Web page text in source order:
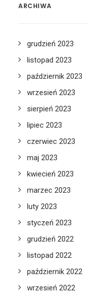
ARCHIWA
grudzień 2023
listopad 2023
październik 2023
wrzesień 2023
sierpień 2023
lipiec 2023
czerwiec 2023
maj 2023
kwiecień 2023
marzec 2023
luty 2023
styczeń 2023
grudzień 2022
listopad 2022
październik 2022
wrzesień 2022